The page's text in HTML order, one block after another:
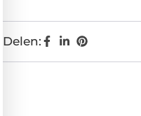
Delen: